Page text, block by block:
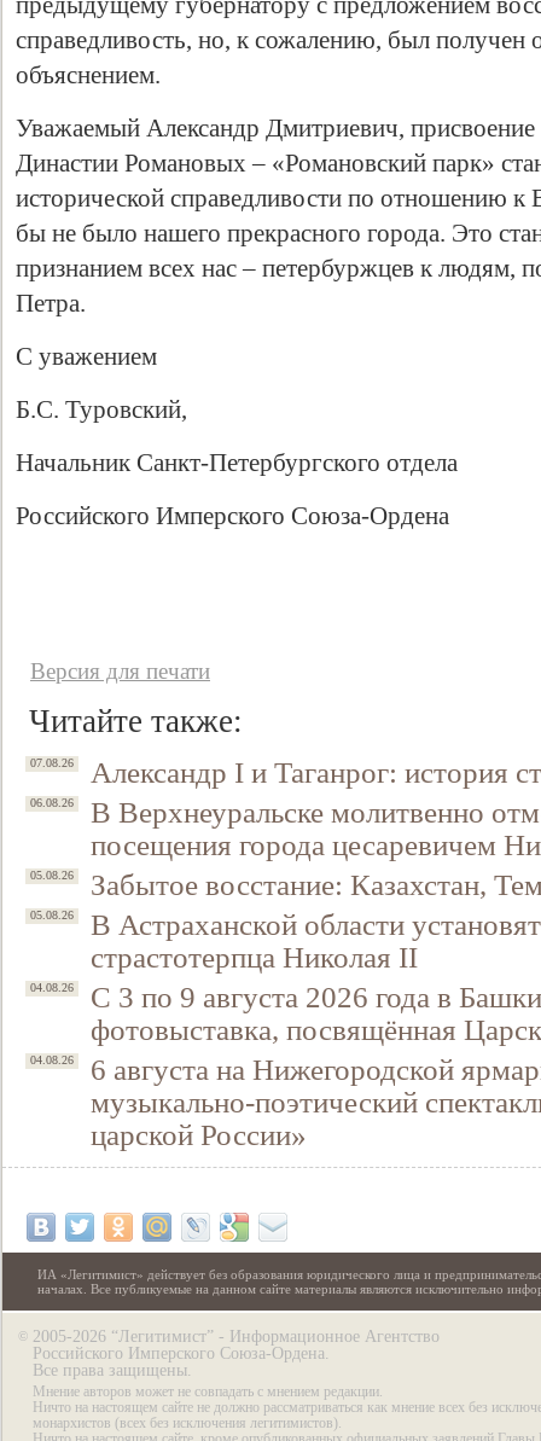
справедливость, но, к сожалению, был получен
объяснением.
Уважаемый Александр Дмитриевич,
Династии Романовых – «Романовский парк»
исторической справедливости по отношению к
бы не было нашего прекрасного города. Это
признанием всех нас – петербуржцев к людям,
Петра.
С уважением
Б.С. Туровский,
Начальник Санкт-Петербургского отдела
Российского Имперского Союза-Ордена
Версия для печати
Читайте также:
07.08.26 Александр I и Таганрог: история
06.08.26
В Верхнеуральске молитвенно
посещения города цесаревичем
05.08.26 Забытое восстание: Казахстан,
05.08.26
В Астраханской области
страстотерпца Николая II
04.08.26
С 3 по 9 августа 2026 года в
фотовыставка, посвящённая
04.08.26
6 августа на Нижегородской
музыкально-поэтический
царской России»
ИА «Легитимист» действует без образования юридического лица и
началах. Все публикуемые на данном сайте материалы являются исключительно
© 2005-2026 “Легитимист” - Информационное Агентство
Российского Имперского Союза-Ордена.
Все права защищены.
Мнение авторов может не совпадать с мнением редакции.
Ничто на настоящем сайте не должно рассматриваться как мнение всех без
монархистов (всех без исключения легитимистов).